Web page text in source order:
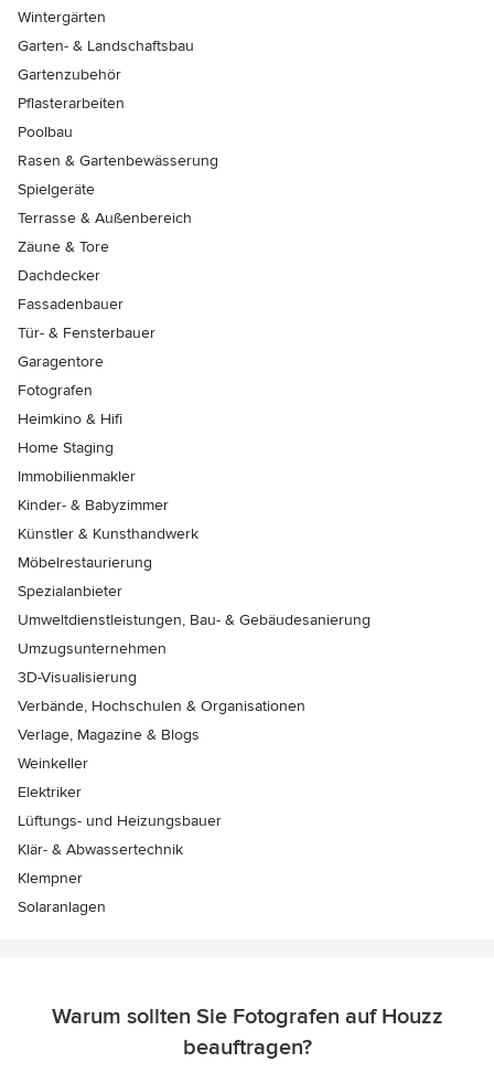
Wintergärten
Garten- & Landschaftsbau
Gartenzubehör
Pflasterarbeiten
Poolbau
Rasen & Gartenbewässerung
Spielgeräte
Terrasse & Außenbereich
Zäune & Tore
Dachdecker
Fassadenbauer
Tür- & Fensterbauer
Garagentore
Fotografen
Heimkino & Hifi
Home Staging
Immobilienmakler
Kinder- & Babyzimmer
Künstler & Kunsthandwerk
Möbelrestaurierung
Spezialanbieter
Umweltdienstleistungen, Bau- & Gebäudesanierung
Umzugsunternehmen
3D-Visualisierung
Verbände, Hochschulen & Organisationen
Verlage, Magazine & Blogs
Weinkeller
Elektriker
Lüftungs- und Heizungsbauer
Klär- & Abwassertechnik
Klempner
Solaranlagen
Warum sollten Sie Fotografen auf Houzz
beauftragen?